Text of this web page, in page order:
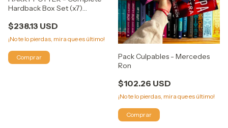
Hardback Box Set (x7)
$238.13 USD
¡No te lo pierdas, mira que es último!
Pack Culpables - Mercedes
Ron
$102.26 USD
¡No te lo pierdas, mira que es último!